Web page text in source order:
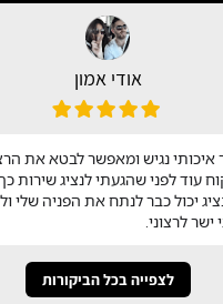
אודי אמון
איכותי נגיש ומאפשר לבטא את
עוד לפני שהגעתי לנציג שירות
יכול כבר לנתח את הפניה שלי
ישר לרצוני.
לצפייה בכל הביקורות